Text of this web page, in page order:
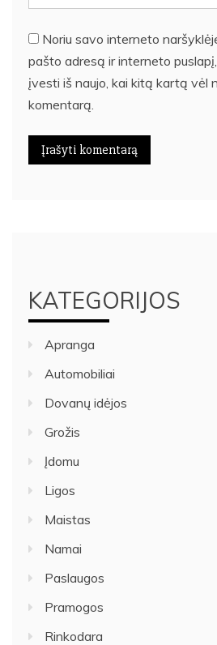
Noriu savo interneto
pašto adresą ir interneto
įvesti iš naujo, kai kitą kartą vėl
komentarą.
KATEGORIJOS
Apranga
Automobiliai
Dovanų idėjos
Grožis
Įdomu
Ligos
Maistas
Namai
Paslaugos
Pramogos
Rinkodara